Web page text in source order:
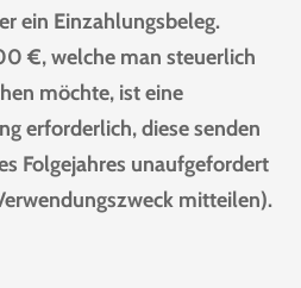
ein Einzahlungsbeleg.
€, welche man steuerlich
möchte, ist eine
erforderlich,diese senden
Folgejahres unaufgefordert
mitteilen).